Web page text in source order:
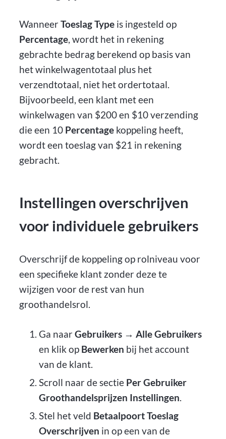
WanneerToeslag Type is ingesteld op
Percentage , wordt het in rekening
gebrachte bedrag berekend op basis van
het winkelwagentotaal plus het
verzendtotaal, niet het ordertotaal.
Bijvoorbeeld, een klant met een
winkelwagen van $200 en $10 verzending
die een 10 Percentage koppeling heeft,
wordt een toeslag van $21 in rekening
gebracht.
Instellingen overschrijven
voor individuele gebruikers
Overschrijf de koppeling op rolniveau voor
een specifieke klant zonder deze te
wijzigen voor de rest van hun
groothandelsrol.
Ga naarGebruikers → Alle Gebruikers
en klik op Bewerken bij het account
van de klant.
Scroll naar de sectie Per Gebruiker
Groothandelsprijzen Instellingen.
Stel het veld Betaalpoort Toeslag
Overschrijven in op een van de